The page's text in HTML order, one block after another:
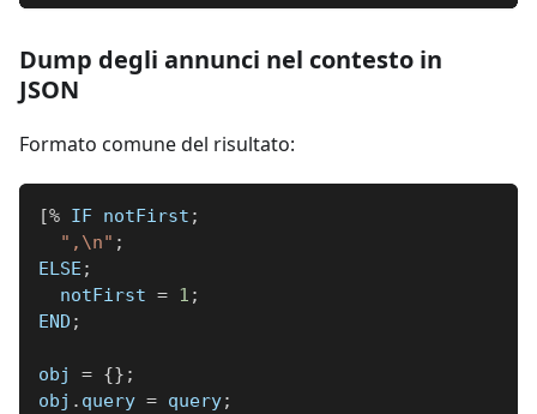
Dump degli annunci nel contesto in
JSON
Formato comune del risultato:
[% IF notFirst ;
",\n" ;
ELSE ;
  notFirst
= 1 ;
END ;
obj = {} ;
obj . query = query;